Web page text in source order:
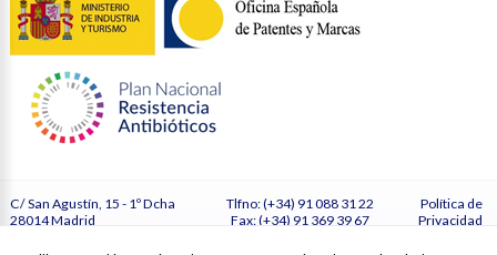
C/ San Agustín, 15 - 1º Dcha
28014 Madrid
Tlfno: (+34) 91 088 31 22
Fax: (+34) 91 369 39 67
Política de
Privacidad